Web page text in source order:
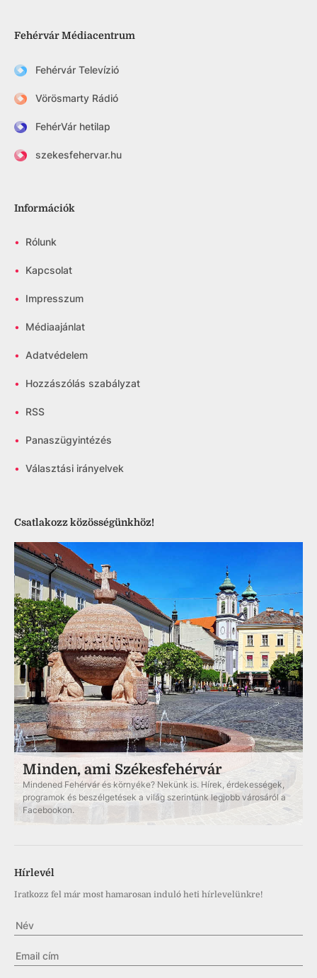
Fehérvár Médiacentrum
Fehérvár Televízió
Vörösmarty Rádió
FehérVár hetilap
szekesfehervar.hu
Információk
• Rólunk
• Kapcsolat
• Impresszum
• Médiaajánlat
• Adatvédelem
• Hozzászólás szabályzat
• RSS
• Panaszügyintézés
• Választási irányelvek
Csatlakozz közösségünkhöz!
Minden, ami Székesfehérvár
Mindened Fehérvár és környéke? Nekünk is. Hírek, érdekességek,
programok és beszélgetések a világ szerintünk legjobb városáról a
Facebookon.
Hírlevél
Iratkozz fel már most hamarosan induló heti hírlevelünkre!